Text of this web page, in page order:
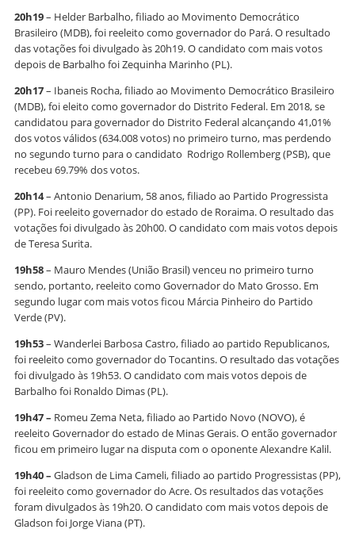
20h19– Helder Barbalho, filiado ao Movimento Democrático
Brasileiro (MDB), foi reeleito como governador do Pará. O resultado
das votações foi divulgado às 20h19. O candidato com mais votos
depois de Barbalho foi Zequinha Marinho (PL).
20h17– Ibaneis Rocha, filiado ao Movimento Democrático Brasileiro
(MDB), foi eleito como governador do Distrito Federal. Em 2018, se
candidatou para governador do Distrito Federal alcançando 41,01%
dos votos válidos (634.008 votos) no primeiro turno, mas perdendo
no segundo turno para o candidato Rodrigo Rollemberg (PSB), que
recebeu 69.79% dos votos.
20h14– Antonio Denarium, 58 anos, filiado ao Partido Progressista
(PP). Foi reeleito governador do estado de Roraima. O resultado das
votações foi divulgado às 20h00. O candidato com mais votos depois
de Teresa Surita.
19h58– Mauro Mendes (União Brasil) venceu no primeiro turno
sendo, portanto, reeleito como Governador do Mato Grosso. Em
segundo lugar com mais votos ficou Márcia Pinheiro do Partido
Verde (PV).
19h53– Wanderlei Barbosa Castro, filiado ao partido Republicanos,
foi reeleito como governador do Tocantins. O resultado das votações
foi divulgado às 19h53. O candidato com mais votos depois de
Barbalho foi Ronaldo Dimas (PL).
19h47 – Romeu Zema Neta, filiado ao Partido Novo (NOVO), é
reeleito Governador do estado de Minas Gerais. O então governador
ficou em primeiro lugar na disputa com o oponente Alexandre Kalil.
19h40 – Gladson de Lima Cameli, filiado ao partido Progressistas (PP),
foi reeleito como governador do Acre. Os resultados das votações
foram divulgados às 19h20. O candidato com mais votos depois de
Gladson foi Jorge Viana (PT).